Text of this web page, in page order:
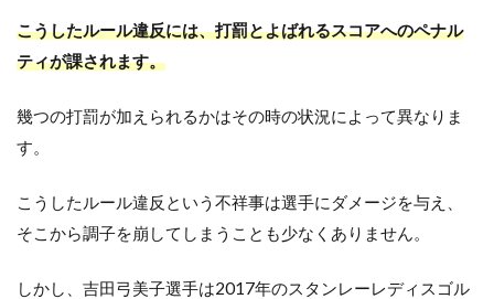
シ
ド
を
つ
手
暴
こうしたルール違反には、打罰とよばれるスコアへのペナル
ティが課されます。
幾つの打罰が加えられるかはその時の状況によって異なりま
す。
こうしたルール違反という不祥事は選手にダメージを与え、
そこから調子を崩してしまうことも少なくありません。
しかし、吉田弓美子選手は2017年のスタンレーレディスゴル